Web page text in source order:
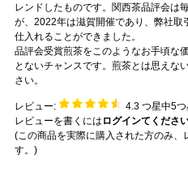
レンドしたものです。関西茶品評会は
が、2022年は滋賀開催であり、弊社取
仕入れることができました。
品評会受賞煎茶をこのようなお手頃な
とないチャンスです。煎茶とは思えな
さい。
レビュー: 4.3つ星中5つ
レビューを書くには ログインてくださ
(この商品を実際に購入された方のみ、
す。)